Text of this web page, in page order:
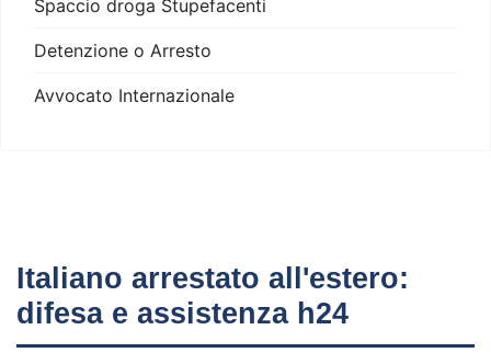
Spaccio droga Stupefacenti
Detenzione o Arresto
Avvocato Internazionale
Italiano arrestato all'estero:
difesa e assistenza h24